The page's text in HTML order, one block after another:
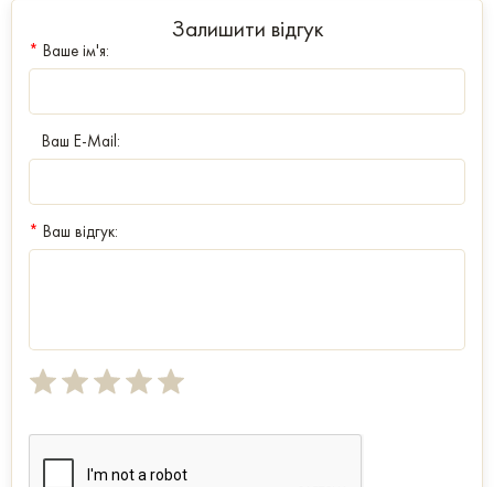
Залишити відгук
* Ваше ім'я:
Ваш E-Mail:
* Ваш відгук: